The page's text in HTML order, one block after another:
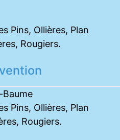
Pins, Ollières, Plan
Rougiers.
Pins, Ollières, Plan
Rougiers.